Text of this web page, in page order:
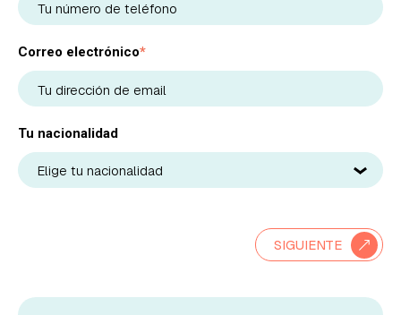
Correo electrónico*
Tu nacionalidad
SIGUIENTE